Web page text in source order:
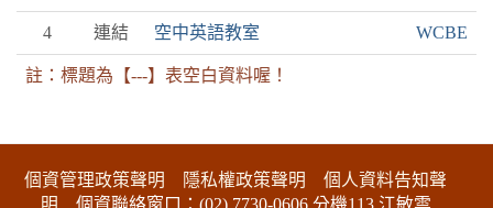
4 連結 空中英語教室 WCBE
註：標題為【---】表空白資料喔！
個資管理政策聲明 隱私權政策聲明
個人資料告知聲
明 個資聯絡窗口：(02) 7730-0606 分機113 江敏雲